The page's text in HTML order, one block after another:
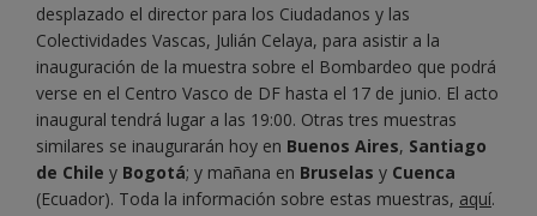
desplazado el director para los Ciudadanos y las
Colectividades Vascas, Julián Celaya, para asistir a la
inauguración de la muestra sobre el Bombardeo que podrá
verse en el Centro Vasco de DF hasta el 17 de junio. El acto
inaugural tendrá lugar a las 19:00. Otras tres muestras
similares se inaugurarán hoy en Buenos Aires, Santiago
de Chile y Bogotá; y mañana en Bruselas y Cuenca
(Ecuador). Toda la información sobre estas muestras, aquí.